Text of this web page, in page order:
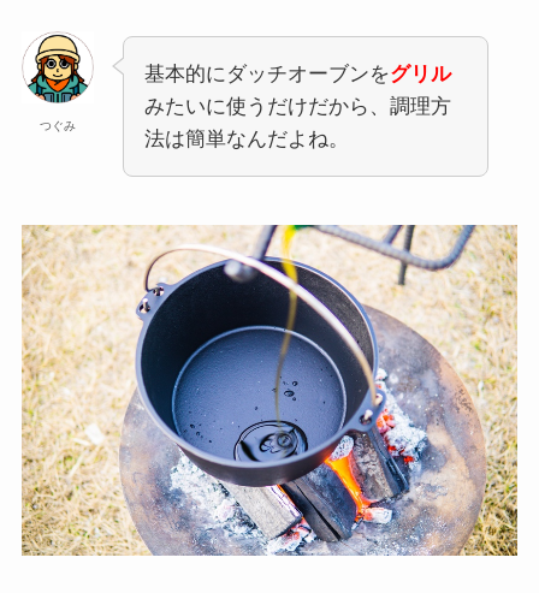
つぐみ
基本的にダッチオーブンをグリル
みたいに使うだけだから、調理方
法は簡単なんだよね。